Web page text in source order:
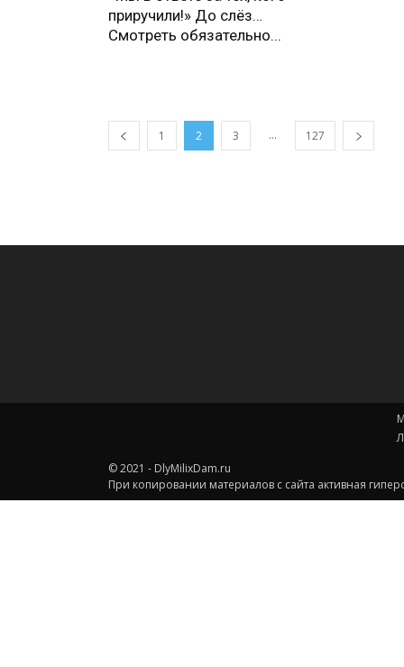
приручили!» До слёз…
Смотреть обязательно...
1 2 3 ... 127
© 2021 - DlyMilixDam.ru
При копировании материалов с сайта активная